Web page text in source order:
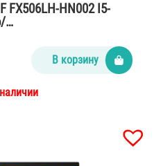
FX506LH-HN002 I5-
…
В корзину